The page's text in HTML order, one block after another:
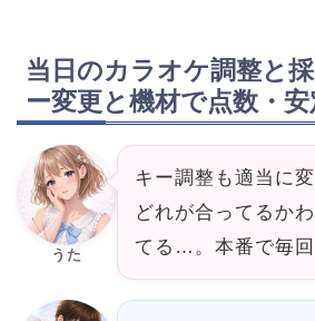
当日のカラオケ調整と
ー変更と機材で点数・
うた
キー調整も適当に
どれが合ってるか
てる…。本番で毎回